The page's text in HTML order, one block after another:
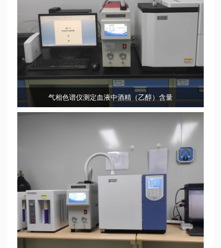
气相色谱仪测定血液中酒精（乙醇）含量